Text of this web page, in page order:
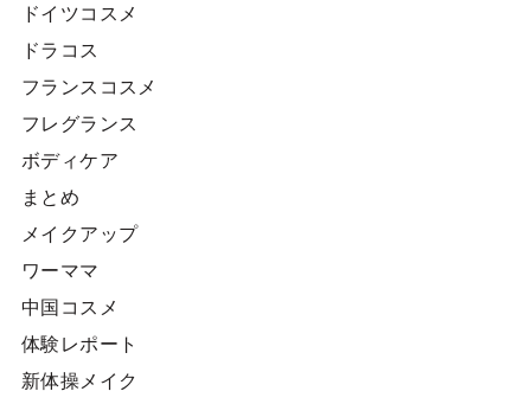
ドイツコスメ
ドラコス
フランスコスメ
フレグランス
ボディケア
まとめ
メイクアップ
ワーママ
中国コスメ
体験レポート
新体操メイク